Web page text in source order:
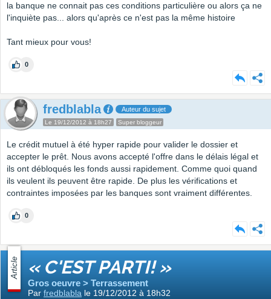
la banque ne connait pas ces conditions particulière ou alors ça ne
l'inquiète pas... alors qu'après ce n'est pas la même histoire
Tant mieux pour vous!
0
fredblabla Auteur du sujet
Le 19/12/2012 à 18h27 Super bloggeur
Le crédit mutuel à été hyper rapide pour valider le dossier et
accepter le prêt. Nous avons accepté l'offre dans le délais légal et
ils ont débloqués les fonds aussi rapidement. Comme quoi quand
ils veulent ils peuvent être rapide. De plus les vérifications et
contraintes imposées par les banques sont vraiment différentes.
0
Article « C'EST PARTI! »
Gros oeuvre > Terrassement
Par fredblabla le 19/12/2012 à 18h32